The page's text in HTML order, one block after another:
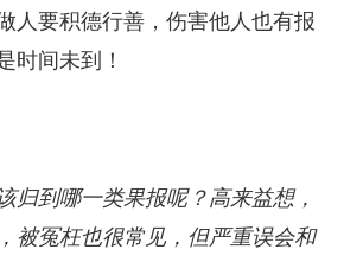
人要积德行善，伤害他人也有报
时间未到！
归到哪一类果报呢？高来益想，
被冤枉也很常见，但严重误会和